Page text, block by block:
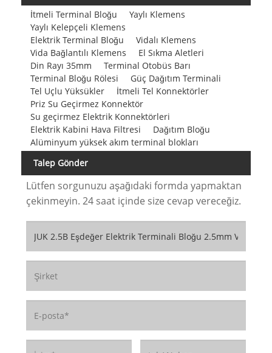
İtmeli Terminal Bloğu
Yaylı Klemens
Yaylı Kelepçeli Klemens
Elektrik Terminal Bloğu
Vidalı Klemens
Vida Bağlantılı Klemens
El Sıkma Aletleri
Din Rayı 35mm
Terminal Otobüs Barı
Terminal Bloğu Rölesi
Güç Dağıtım Terminali
Tel Uçlu Yüksükler
İtmeli Tel Konnektörler
Priz Su Geçirmez Konnektör
Su geçirmez Elektrik Konnektörleri
Elektrik Kabini Hava Filtresi
Dağıtım Bloğu
Alüminyum yüksek akım terminal blokları
Talep Gönder
Lütfen sorgunuzu aşağıdaki formda yapmaktan
çekinmeyin. 24 saat içinde size cevap vereceğiz.